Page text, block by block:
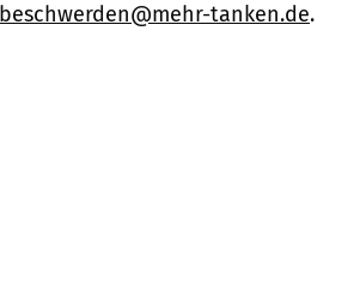
beschwerden@mehr-tanken.de.